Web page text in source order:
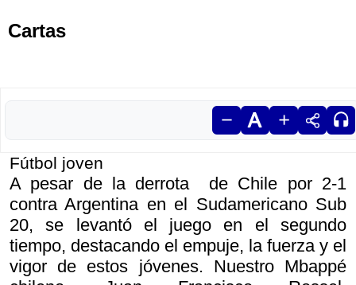
Cartas
Fútbol joven
A pesar de la derrota de Chile por 2-1
contra Argentina en el Sudamericano Sub
20, se levantó el juego en el segundo
tiempo, destacando el empuje, la fuerza y el
vigor de estos jóvenes. Nuestro Mbappé